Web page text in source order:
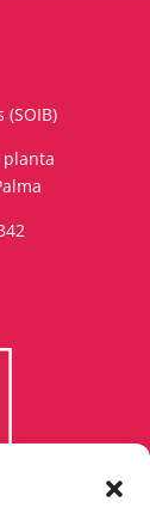
(SOIB)
planta